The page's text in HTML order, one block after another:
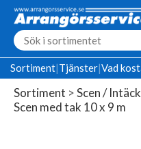
Sortiment|Tjänster|Vad
Sortiment >Scen /
Scen med tak 10 x 9 m